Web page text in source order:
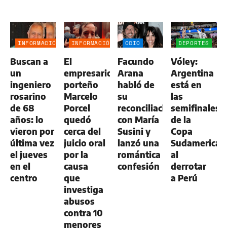
INFORMACIÓN
Buscan a
un
ingeniero
rosarino
de 68
años: lo
vieron por
última vez
el jueves
en el
centro
INFORMACIÓN
El
empresario
porteño
Marcelo
Porcel
quedó
cerca del
juicio oral
por la
causa
que
investiga
abusos
contra 10
menores
OCIO
Facundo
Arana
habló de
su
reconciliación
con María
Susini y
lanzó una
romántica
confesión
DEPORTES
Vóley:
Argentina
está en
las
semifinales
de la
Copa
al
derrotar
a Perú